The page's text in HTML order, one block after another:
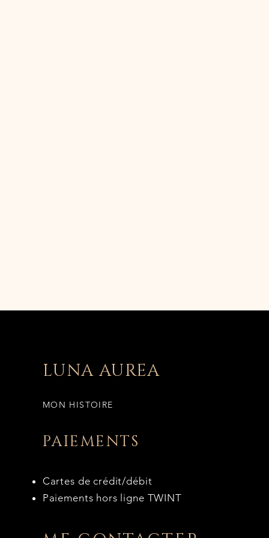
LUNA AUREA
MON HISTOIRE
PAIEMENTS
Cartes de crédit/débit
Paiements hors ligne TWINT